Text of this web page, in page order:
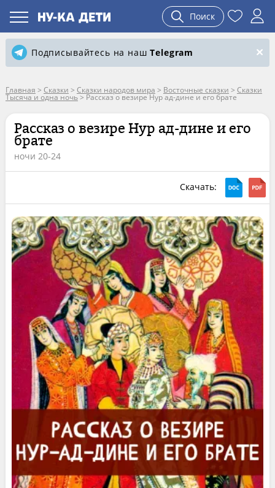
Поиск
Подписывайтесь на нашTelegram
Главная > Сказки > Сказки народов мира > Восточные сказки > Сказки
Тысяча и одна ночь>Рассказ о везире Нур ад-дине и его брате
Рассказ о везире Нур ад-дине и его
брате
ночи 20-24
Скачать: